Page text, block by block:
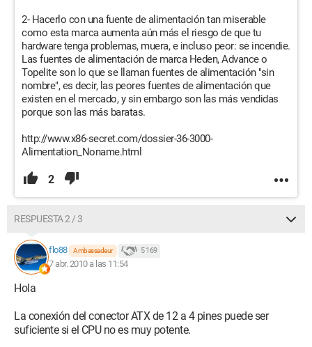
2- Hacerlo con una fuente de alimentación tan miserable
como esta marca aumenta aún más el riesgo de que tu
hardware tenga problemas, muera, e incluso peor: se incendie.
Las fuentes de alimentación de marca Heden, Advance o
Topelite son lo que se llaman fuentes de alimentación "sin
nombre", es decir, las peores fuentes de alimentación que
existen en el mercado, y sin embargo son las más vendidas
porque son las más baratas.
http://www.x86-secret.com/dossier-36-3000-
Alimentation_Noname.html
2
RESPUESTA 2 / 3
flo88 Ambassadeur 5 169
7 abr. 2010 a las 11:54
Hola
La conexión del conector ATX de 12 a 4 pines puede ser
suficiente si el CPU no es muy potente.